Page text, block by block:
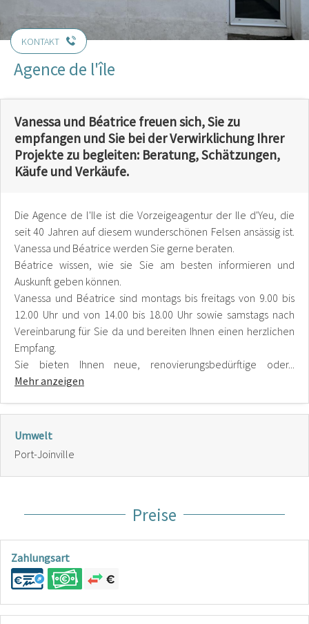
KONTAKT
Agence de l'île
Vanessa und Béatrice freuen sich, Sie zu
empfangen und Sie bei der Verwirklichung Ihrer
Projekte zu begleiten: Beratung, Schätzungen,
Käufe und Verkäufe.
Die Agence de l'Ile ist die Vorzeigeagentur der Ile d'Yeu, die
seit 40 Jahren auf diesem wunderschönen Felsen ansässig ist.
Vanessa und Béatrice werden Sie gerne beraten.
Béatrice wissen, wie sie Sie am besten informieren und
Auskunft geben können.
Vanessa und Béatrice sind montags bis freitags von 9.00 bis
12.00 Uhr und von 14.00 bis 18.00 Uhr sowie samstags nach
Vereinbarung für Sie da und bereiten Ihnen einen herzlichen
Empfang.
Sie bieten Ihnen neue, renovierungsbedürftige oder...
Mehr anzeigen
Umwelt
Port-Joinville
Preise
Zahlungsart